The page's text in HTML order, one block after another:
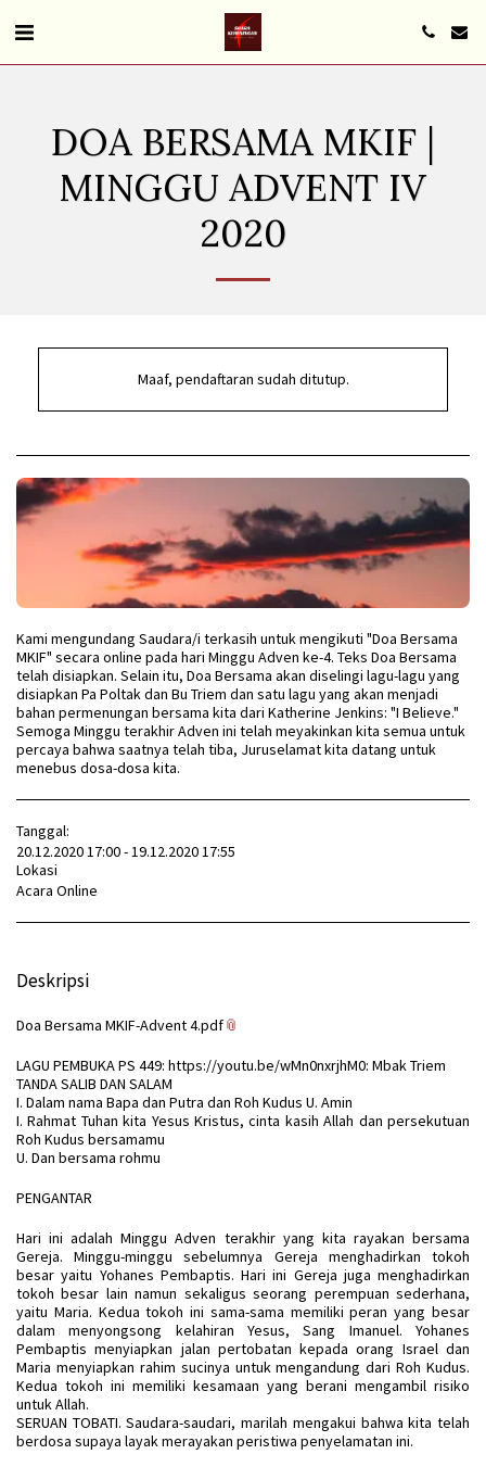
DOA BERSAMA MKIF |
MINGGU ADVENT IV
2020
Maaf, pendaftaran sudah ditutup.
Kami mengundang Saudara/i terkasih untuk mengikuti "Doa Bersama
MKIF" secara online pada hari Minggu Adven ke-4. Teks Doa Bersama
telah disiapkan. Selain itu, Doa Bersama akan diselingi lagu-lagu yang
disiapkan Pa Poltak dan Bu Triem dan satu lagu yang akan menjadi
bahan permenungan bersama kita dari Katherine Jenkins: "I Believe."
Semoga Minggu terakhir Adven ini telah meyakinkan kita semua untuk
percaya bahwa saatnya telah tiba, Juruselamat kita datang untuk
menebus dosa-dosa kita.
Tanggal:
20.12.2020 17:00 - 19.12.2020 17:55
Lokasi
Acara Online
Deskripsi
Doa Bersama MKIF-Advent 4.pdf
LAGU PEMBUKA PS 449: https://youtu.be/wMn0nxrjhM0: Mbak Triem
TANDA SALIB DAN SALAM
I. Dalam nama Bapa dan Putra dan Roh Kudus U. Amin
I. Rahmat Tuhan kita Yesus Kristus, cinta kasih Allah dan persekutuan
Roh Kudus bersamamu
U. Dan bersama rohmu
PENGANTAR
Hari ini adalah Minggu Adven terakhir yang kita rayakan bersama
Gereja. Minggu-minggu sebelumnya Gereja menghadirkan tokoh
besar yaitu Yohanes Pembaptis. Hari ini Gereja juga menghadirkan
tokoh besar lain namun sekaligus seorang perempuan sederhana,
yaitu Maria. Kedua tokoh ini sama-sama memiliki peran yang besar
dalam menyongsong kelahiran Yesus, Sang Imanuel. Yohanes
Pembaptis menyiapkan jalan pertobatan kepada orang Israel dan
Maria menyiapkan rahim sucinya untuk mengandung dari Roh Kudus.
Kedua tokoh ini memiliki kesamaan yang berani mengambil risiko
untuk Allah.
SERUAN TOBATI. Saudara-saudari, marilah mengakui bahwa kita telah
berdosa supaya layak merayakan peristiwa penyelamatan ini.